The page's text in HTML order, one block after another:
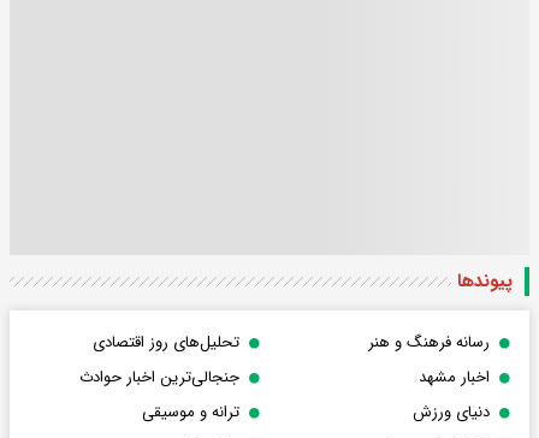
پیوندها
رسانه فرهنگ و هنر
تحلیل‌های روز اقتصادی
اخبار مشهد
جنجالی‌ترین اخبار حوادث
دنیای ورزش
ترانه و موسیقی